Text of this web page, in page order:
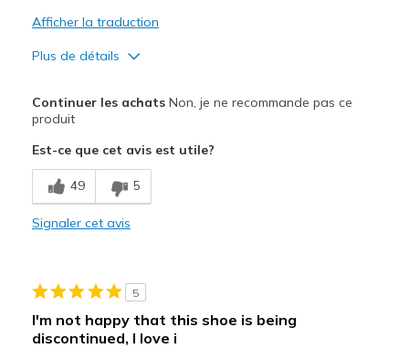
Afficher la traduction
Plus de détails
Attractive Design
Le contre
Poor Quality
Total Garbage.
Les meilleures utilisations
Case Study Example of Bad Design
Continuer les achatsNon, je ne recommande pas ce
produit
Est-ce que cet avis est utile?
49 5
Signaler cet avis
5
I'm not happy that this shoe is being
discontinued, I love i